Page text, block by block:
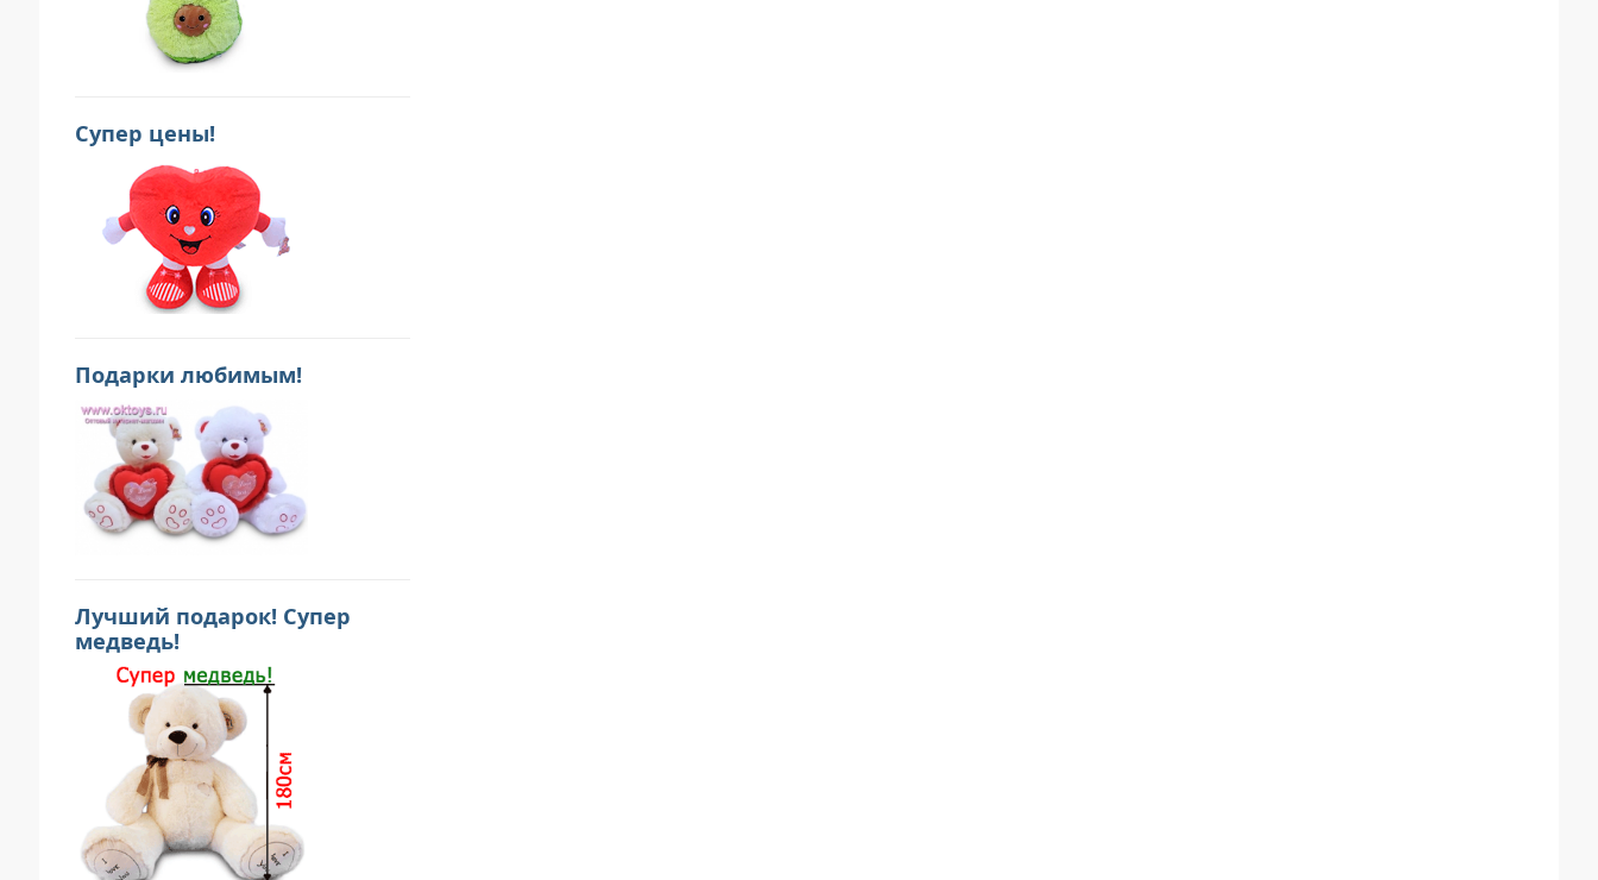
Супер цены!
Подарки любимым!
Лучший подарок! Супер
медведь!